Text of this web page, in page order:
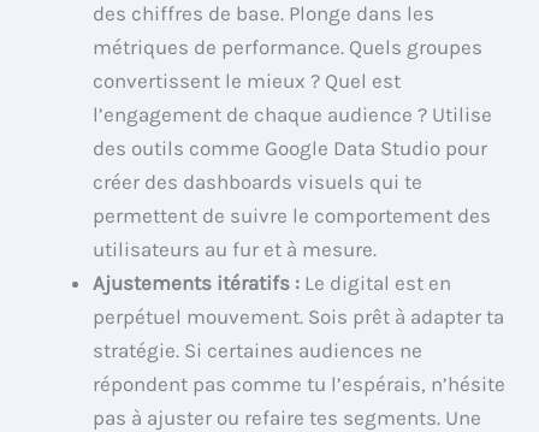
des chiffres de base. Plonge dans les
métriques de performance. Quels groupes
convertissent le mieux ? Quel est
l’engagement de chaque audience ? Utilise
des outils comme Google Data Studio pour
créer des dashboards visuels qui te
permettent de suivre le comportement des
utilisateurs au fur et à mesure.
Ajustements itératifs : Le digital est en
perpétuel mouvement. Sois prêt à adapter ta
stratégie. Si certaines audiences ne
répondent pas comme tu l’espérais, n’hésite
pas à ajuster ou refaire tes segments. Une